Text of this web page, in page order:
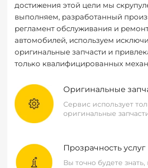
достижения этой цели мы
выполняем, разработанный
регламент обслуживания и
автомобилей, используем
оригинальные запчасти и
только квалифицированных
Оригинальные
Сервис использует
оригинальные
Прозрачность услуг
Вы точно будете